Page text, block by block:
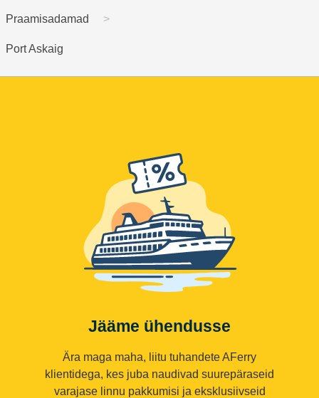
Praamisadamad
Port Askaig
Jääme ühendusse
Ära maga maha, liitu tuhandete AFerry
klientidega, kes juba naudivad suurepäraseid
varajase linnu pakkumisi ja eksklusiivseid